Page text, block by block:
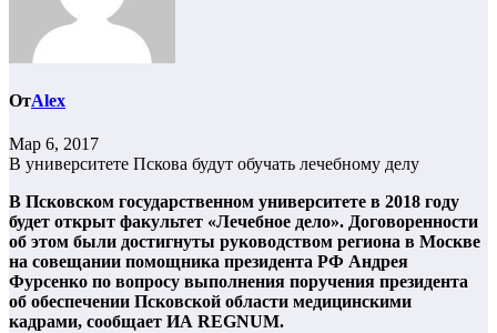
ОтAlex
Мар 6, 2017
В университете Пскова будут обучать лечебному делу
В Псковском государственном университете в 2018 году
будет открыт факультет «Лечебное дело». Договоренности
об этом были достигнуты руководством региона в Москве
на совещании помощника президента РФ Андрея
Фурсенко по вопросу выполнения поручения президента
об обеспечении Псковской области медицинскими
кадрами, сообщает ИА REGNUM.